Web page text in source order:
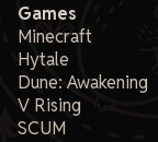
Games
Minecraft
Hytale
Dune: Awakening
V Rising
SCUM